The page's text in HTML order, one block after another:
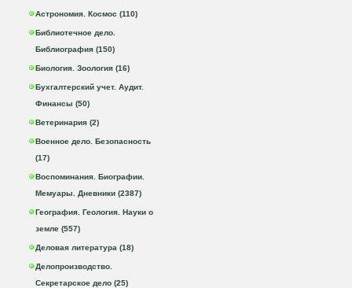
Астрономия. Космос (110)
Библиотечное дело.
Библиография (150)
Биология. Зоология (16)
Бухгалтерский учет. Аудит.
Финансы (50)
Ветеринария (2)
Военное дело. Безопасность
(17)
Воспоминания. Биографии.
Мемуары. Дневники (2387)
География. Геология. Науки о
земле (557)
Деловая литература (18)
Делопроизводство.
Секретарское дело (25)